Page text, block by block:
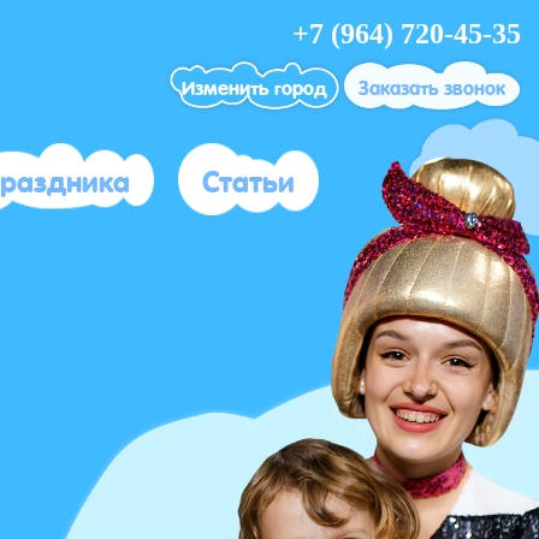
+7 (964) 720-45-35
Изменить город Заказать звонок
Статьи